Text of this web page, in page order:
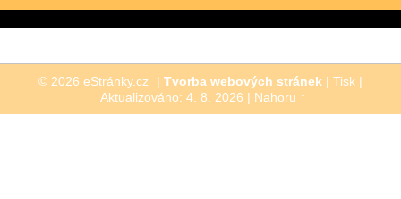
© 2026 eStránky.cz | Tvorba webových stránek | Tisk |
Aktualizováno: 4. 8. 2026 | Nahoru ↑